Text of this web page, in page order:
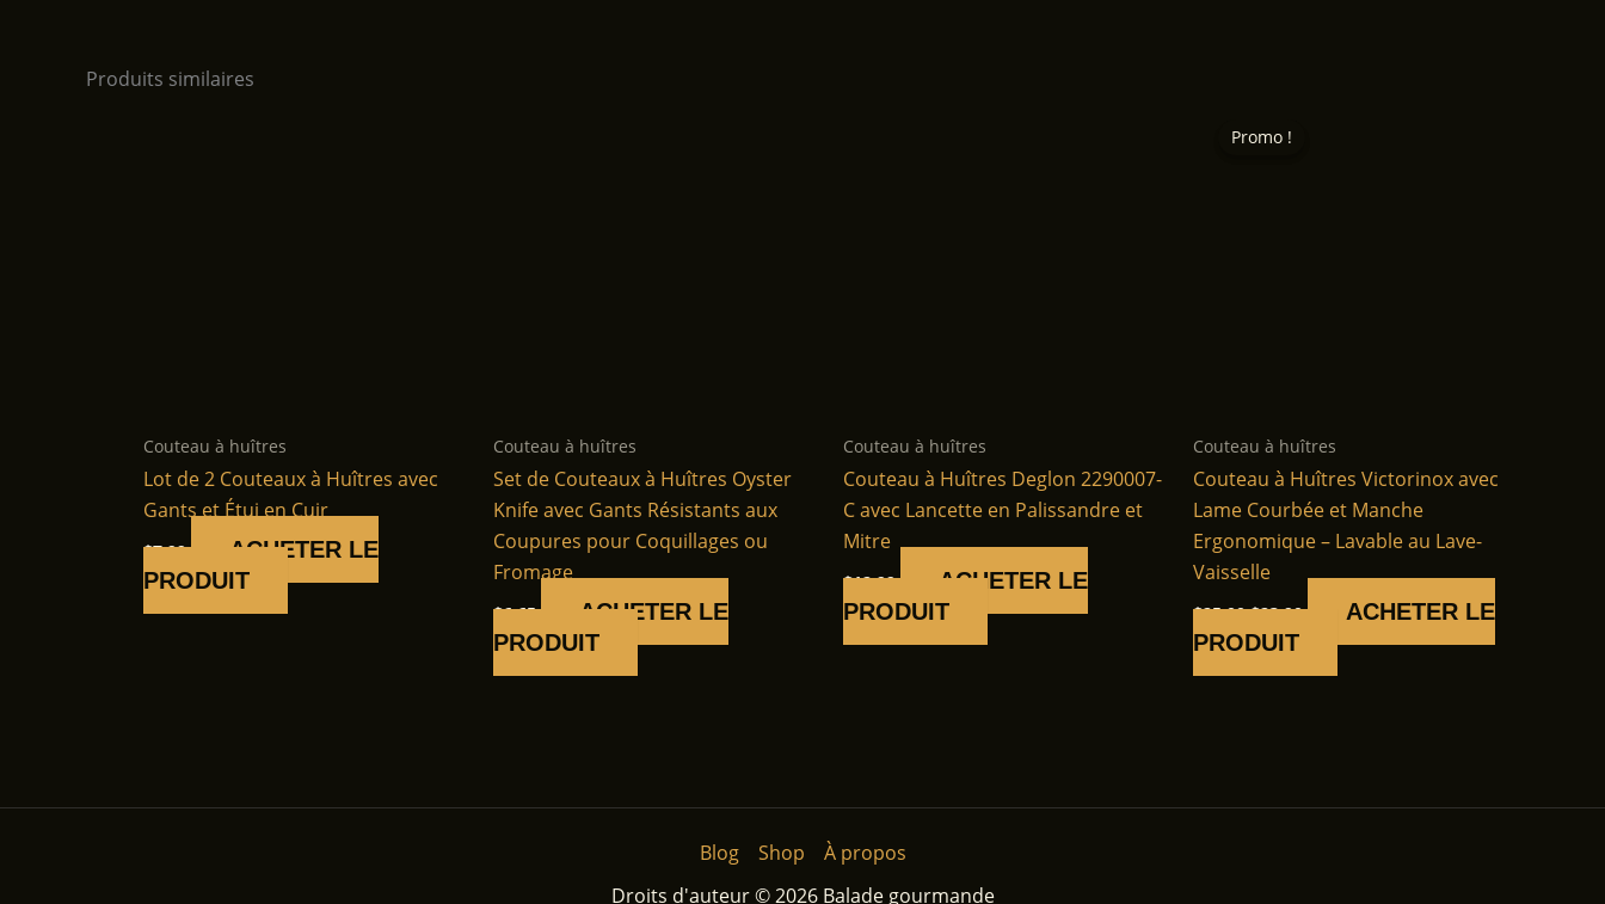
Produits similaires
Couteau à huîtres
Lot de 2 Couteaux à Huîtres avec
Gants et Étui en Cuir
$7.99
ACHETER LE
PRODUIT
Couteau à huîtres
Set de Couteaux à Huîtres Oyster
Knife avec Gants Résistants aux
Coupures pour Coquillages ou
Fromage
$6.65
ACHETER LE
PRODUIT
Couteau à huîtres
Couteau à Huîtres Deglon 2290007-
C avec Lancette en Palissandre et
Mitre
$12.99
ACHETER LE
PRODUIT
Promo !
Promo !
Couteau à huîtres
Couteau à Huîtres Victorinox avec
Lame Courbée et Manche
Ergonomique – Lavable au Lave-
Vaisselle
$25.00Le
initial
était :
$23.90Le
actuel
est :
ACHETER LE
PRODUIT
Blog Shop
À propos
Droits d'auteur © 2026 Balade gourmande